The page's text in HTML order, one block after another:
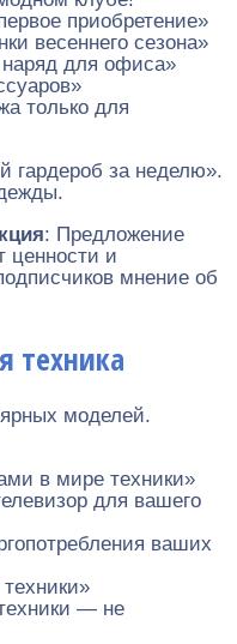
приобретение»
весеннего сезона»
для офиса»
только для
гардероб за неделю».
: Предложение
ценности и
мнение об
техника
моделей.
в мире техники»
для вашего
ваших
— не